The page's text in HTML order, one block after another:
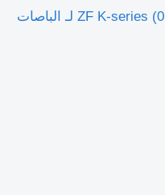
لوحة العدادات ZF K-series (01.06-) 6006340004 لـ الباصات